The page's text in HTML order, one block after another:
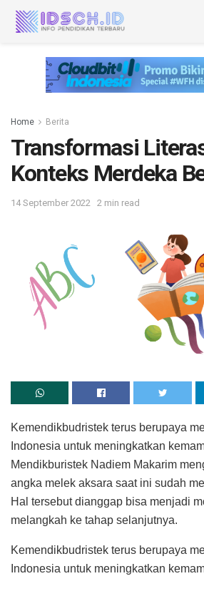
Home Berita
Transformasi
Konteks Merdeka
14 September 2022 2 min read
Kemendikbudristek terus berupaya
Indonesia untuk meningkatkan
Mendikburistek Nadiem Makarim
angka melek aksara saat ini sudah
Hal tersebut dianggap bisa menjadi
melangkah ke tahap selanjutnya.
Kemendikbudristek terus berupaya
Indonesia untuk meningkatkan